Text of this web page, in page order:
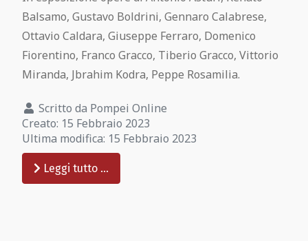
Balsamo, Gustavo Boldrini, Gennaro Calabrese,
Ottavio Caldara, Giuseppe Ferraro, Domenico
Fiorentino, Franco Gracco, Tiberio Gracco, Vittorio
Miranda, Jbrahim Kodra, Peppe Rosamilia.
Scritto da Pompei Online
Creato: 15 Febbraio 2023
Ultima modifica: 15 Febbraio 2023
Leggi tutto …
Pompei Gratis
Esposizione permanente dei calchi di
Pompei